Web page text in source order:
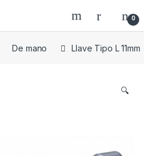
0
De mano Llave Tipo L 11mm
🔍